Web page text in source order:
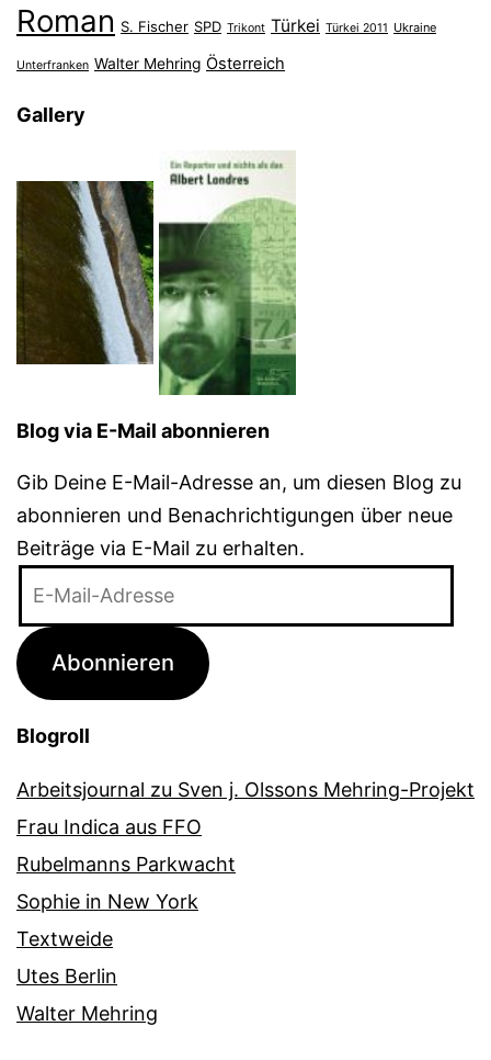
Roman S. Fischer SPD Trikont Türkei Türkei 2011 Ukraine
Unterfranken Walter Mehring Österreich
Gallery
Blog via E-Mail abonnieren
Gib Deine E-Mail-Adresse an, um diesen Blog zu
abonnieren und Benachrichtigungen über neue
Beiträge via E-Mail zu erhalten.
Adresse
Abonnieren
Blogroll
Arbeitsjournal zu Sven j. Olssons Mehring-Projekt
Frau Indica aus FFO
Rubelmanns Parkwacht
Sophie in New York
Textweide
Utes Berlin
Walter Mehring